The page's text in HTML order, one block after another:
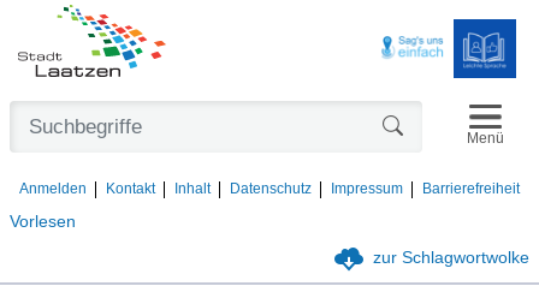
Vorlesen
Anmelden Kontakt Inhalt Datenschutz Impressum Barrierefreiheit
Menü
zur Schlagwortwolke